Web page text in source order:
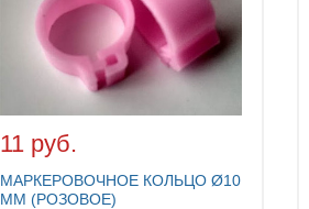
11 руб.
МАРКЕРОВОЧНОЕ КОЛЬЦО Ø10
ММ (РОЗОВОЕ)